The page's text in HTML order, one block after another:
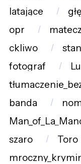
latające
opr
ckliwo
fotograf
banda
szaro
Toro